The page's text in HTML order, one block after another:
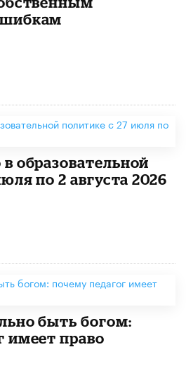
образовательной
по 2 августа 2026
быть богом:
имеет право